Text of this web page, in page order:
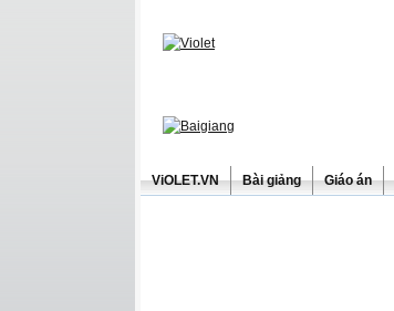
ViOLET.VN Bài giảng Giáo án